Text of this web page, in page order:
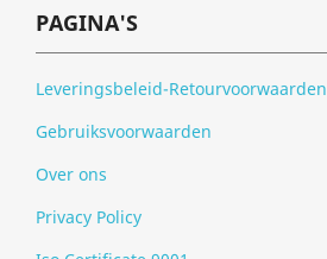
PAGINA'S
Leveringsbeleid-Retourvoorwaarden
Gebruiksvoorwaarden
Over ons
Privacy Policy